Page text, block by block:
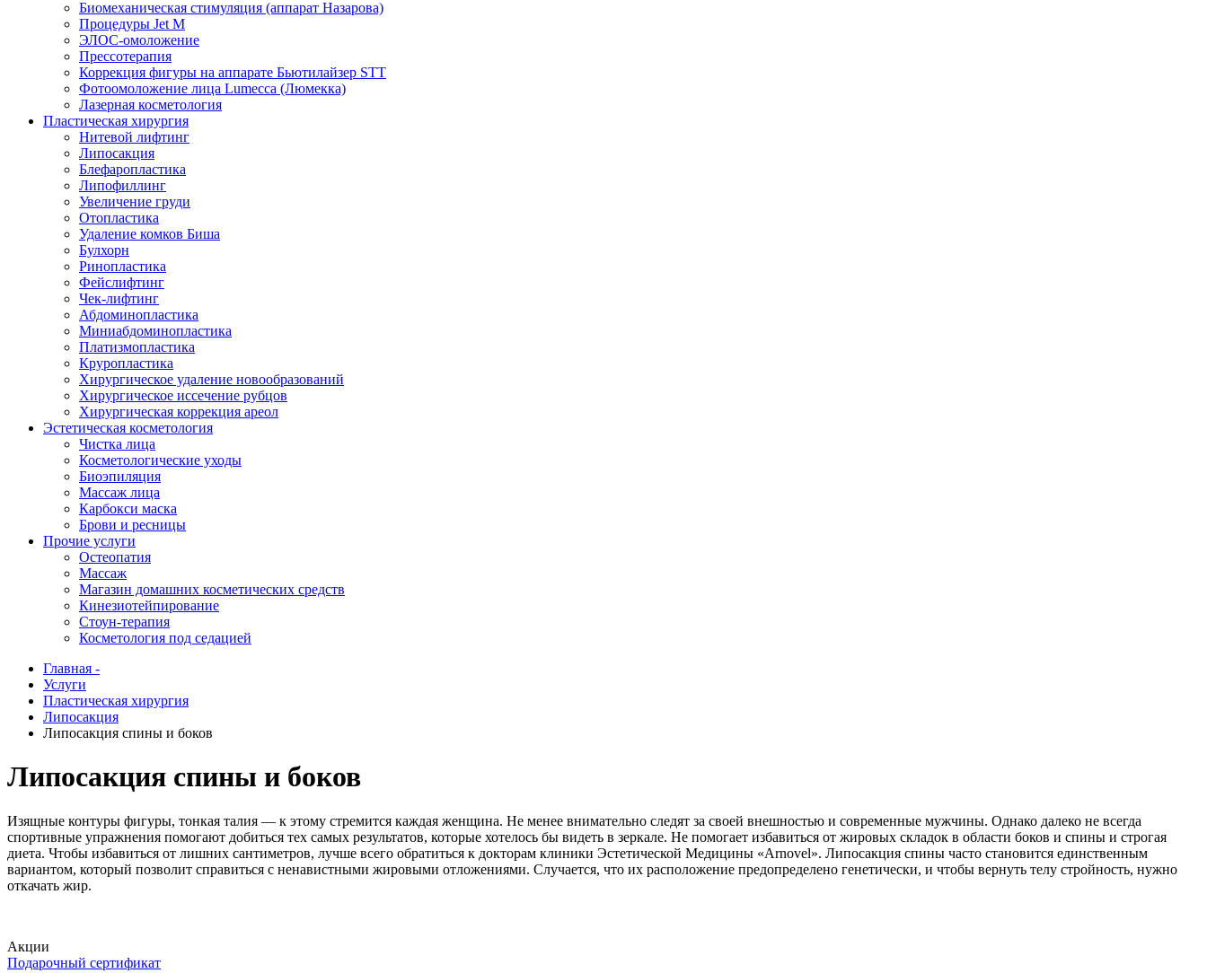
Биомеханическая стимуляция (аппарат Назарова)
Процедуры Jet M
ЭЛОС-омоложение
Прессотерапия
Коррекция фигуры на аппарате Бьютилайзер STT
Фотоомоложение лица Lumecca (Люмекка)
Лазерная косметология
Пластическая хирургия
Нитевой лифтинг
Липосакция
Блефаропластика
Липофиллинг
Увеличение груди
Отопластика
Удаление комков Биша
Булхорн
Ринопластика
Фейслифтинг
Чек-лифтинг
Абдоминопластика
Миниабдоминопластика
Платизмопластика
Круропластика
Хирургическое удаление новообразований
Хирургическое иссечение рубцов
Хирургическая коррекция ареол
Эстетическая косметология
Чистка лица
Косметологические уходы
Биоэпиляция
Массаж лица
Карбокси маска
Брови и ресницы
Прочие услуги
Остеопатия
Массаж
Магазин домашних косметических средств
Кинезиотейпирование
Стоун-терапия
Косметология под седацией
Главная -
Услуги
Пластическая хирургия
Липосакция
Липосакция спины и боков
Липосакция спины и боков
Изящные контуры фигуры, тонкая талия — к этому стремится каждая женщина. Не менее внимательно следят за своей внешностью и современные мужчины. Однако далеко не всегда
спортивные упражнения помогают добиться тех самых результатов, которые хотелось бы видеть в зеркале. Не помогает избавиться от жировых складок в области боков и спины и строгая
диета. Чтобы избавиться от лишних сантиметров, лучше всего обратиться к докторам клиники Эстетической Медицины «Arnovel». Липосакция спины часто становится единственным
вариантом, который позволит справиться с ненавистными жировыми отложениями. Случается, что их расположение предопределено генетически, и чтобы вернуть телу стройность, нужно
откачать жир.
Акции
Подарочный сертификат